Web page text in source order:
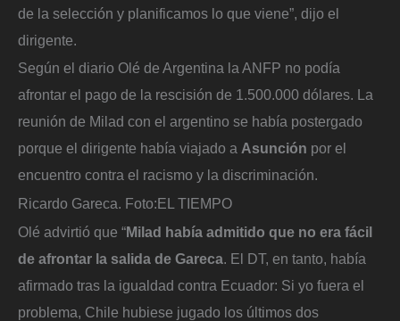
de la selección y planificamos lo que viene”, dijo el
dirigente.
Según el diario Olé de Argentina la ANFP no podía
afrontar el pago de la rescisión de 1.500.000 dólares. La
reunión de Milad con el argentino se había postergado
porque el dirigente había viajado a Asunción por el
encuentro contra el racismo y la discriminación.
Ricardo Gareca. Foto:EL TIEMPO
Olé advirtió que “Milad había admitido que no era fácil
de afrontar la salida de Gareca . El DT, en tanto, había
afirmado tras la igualdad contra Ecuador: Si yo fuera el
problema, Chile hubiese jugado los últimos dos